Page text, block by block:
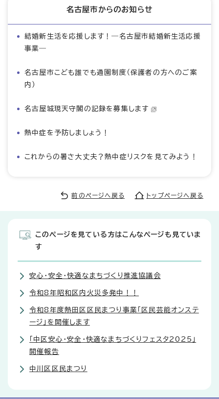
名古屋市からのお知らせ
結婚新生活を応援します！―名古屋市結婚新生活応援
事業―
名古屋市こども誰でも通園制度（保護者の方へのご案
内）
名古屋城現天守閣の記録を募集します
熱中症を予防しましょう！
これからの暑さ大丈夫？熱中症リスクを見てみよう！
前のページへ戻る トップページへ戻る
このページを見ている方はこんなページも見ていま
す
安心・安全・快適なまちづくり推進協議会
令和8年昭和区内火災多発中！！
令和8年度熱田区区民まつり事業「区民芸能オンステ
ージ」を開催します
「中区安心・安全・快適なまちづくりフェスタ2025」
開催報告
中川区区民まつり